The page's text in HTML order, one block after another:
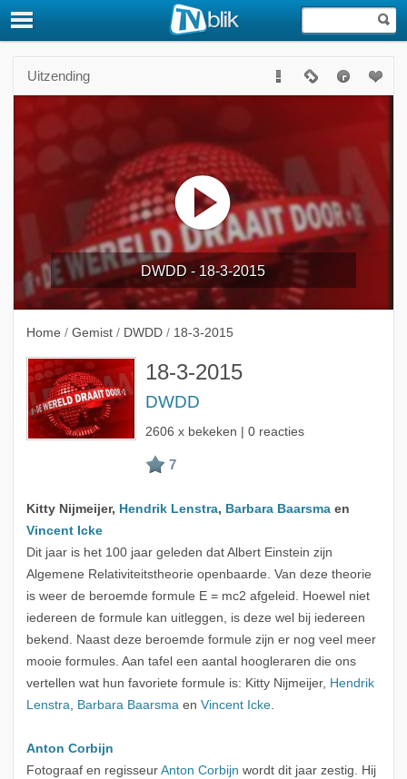
Uitzending
DWDD - 18-3-2015
Home / Gemist / DWDD / 18-3-2015
18-3-2015
DWDD
2606 x bekeken | 0 reacties
Kitty Nijmeijer, Hendrik Lenstra, Barbara Baarsmaen
Vincent Icke
Dit jaar is het 100 jaar geleden dat Albert Einstein zijn
Algemene Relativiteitstheorie openbaarde. Van deze theorie
is weer de beroemde formule E = mc2 afgeleid. Hoewel niet
iedereen de formule kan uitleggen, is deze wel bij iedereen
bekend. Naast deze beroemde formule zijn er nog veel meer
mooie formules. Aan tafel een aantal hoogleraren die ons
vertellen wat hun favoriete formule is: Kitty Nijmeijer, Hendrik
Lenstra, Barbara Baarsmaen Vincent Icke.
Anton Corbijn
Fotograaf en regisseur Anton Corbijn wordt dit jaar zestig. Hij